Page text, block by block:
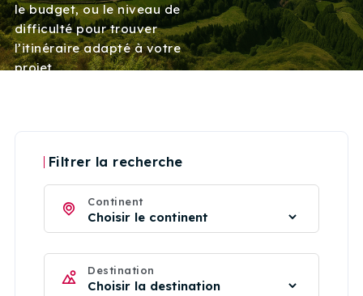
le budget, ou le niveau de
difficulté pour trouver
l’itinéraire adapté à votre
projet.
Filtrer la recherche
Continent
Destination